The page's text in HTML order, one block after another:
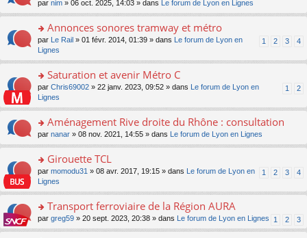
s
ré
e
nt
lu
pl
u
ré
e
nt
g
e
n
n
pl
u
ré
e
nt
a
g
e
n
o
lu
u
s
ré
e
nt
er
le
m
e
s
g
e
n
o
n
le
u
s
ré
c
nt
o
n
ult
er
le
m
e
s
s
e
n
o
n
le
s
ré
c
par nim » 06 oct. 2025, 14:03 » dans Le forum de Lyon en Lignes
o
s
er
le
m
e
s
s
e
n
o
n
lu
pl
Annonces sonores tramway et métro
1 2 3 4
par Le Rail » 01 févr. 2014, 01:39 » dans
Le forum de Lyon en
Lignes
o
s
er
le
m
e
s
s
e
n
o
Saturation et avenir Métro C
1 2
par Chris69002 » 22 janv. 2023, 09:52 » dans
Le forum de Lyon en
Lignes
o
n
ult
er
le
m
e
s
Aménagement Rive droite du Rhône : consultation
par nanar » 08 nov. 2021, 14:55 » dans Le forum de Lyon en Lignes
o
s
er
le
m
Girouette TCL
1 2 3 4
par momodu31 » 08 avr. 2017, 19:15 » dans
Le forum de Lyon en
Lignes
o
n
Transport ferroviaire de la Région AURA
1 2 3
par greg59 » 20 sept. 2023, 20:38 » dans Le forum de Lyon en Lignes